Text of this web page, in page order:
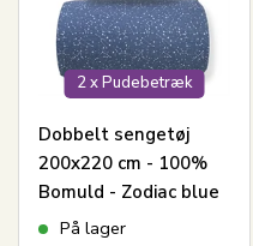
2 x Pudebetræk
Dobbelt sengetøj
200x220 cm - 100%
Bomuld - Zodiac blue
- Vendbart med
På lager